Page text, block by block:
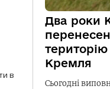
в
Два роки
Кремля
Сьогодні